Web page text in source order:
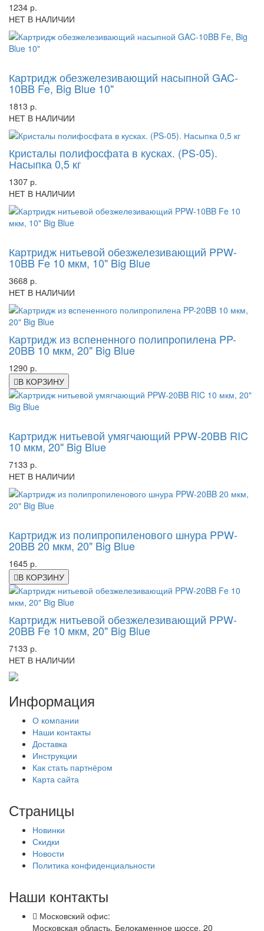
1234 р.
НЕТ В НАЛИЧИИ
Картридж обезжелезивающий насыпной GAC-
10BB Fe, Big Blue 10"
1813 р.
НЕТ В НАЛИЧИИ
Кристалы полифосфата в кусках. (PS-05).
Насыпка 0,5 кг
1307 р.
НЕТ В НАЛИЧИИ
Картридж нитьевой обезжелезивающий PPW-
10BB Fe 10 мкм, 10" Big Blue
3668 р.
НЕТ В НАЛИЧИИ
Картридж из вспененного полипропилена PP-
20BB 10 мкм, 20" Big Blue
1290 р.
В КОРЗИНУ
Картридж нитьевой умягчающий PPW-20BB RIC
10 мкм, 20" Big Blue
7133 р.
НЕТ В НАЛИЧИИ
Картридж из полипропиленового шнура PPW-
20BB 20 мкм, 20" Big Blue
1645 р.
В КОРЗИНУ
Картридж нитьевой обезжелезивающий PPW-
20BB Fe 10 мкм, 20" Big Blue
7133 р.
НЕТ В НАЛИЧИИ
Информация
О компании
Наши контакты
Доставка
Инструкции
Как стать партнёром
Карта сайта
Страницы
Новинки
Скидки
Новости
Политика конфиденциальности
Наши контакты
Московский офис:
Московская область, Белокаменное шоссе, 20